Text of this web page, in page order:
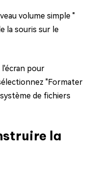
volume simple "
la souris sur le
l'écran pour
"Formater
de fichiers
la